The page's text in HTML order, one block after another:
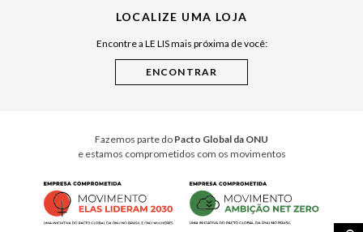
Cuidados Casa
LOCALIZE UMA LOJA
Encontre a LE LIS mais próxima de você:
Fazemos parte do Pacto Global da ONU
e estamos comprometidos com os movimentos